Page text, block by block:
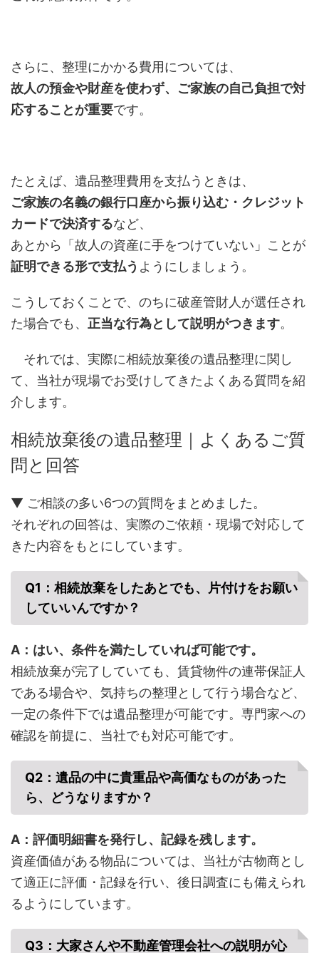
さらに、整理にかかる費用については、
故人の預金や財産を使わず、ご家族の自己負担で対
応することが重要です。
たとえば、遺品整理費用を支払うときは、
ご家族の名義の銀行口座から振り込む・クレジット
カードで決済するなど、
あとから「故人の資産に手をつけていない」ことが
証明できる形で支払う ようにしましょう。
こうしておくことで、のちに破産管財人が選任され
た場合でも、 正当な行為として説明がつきます。
それでは、実際に相続放棄後の遺品整理に関し
て、当社が現場でお受けしてきたよくある質問を紹
介します。
相続放棄後の遺品整理｜よくあるご質
問と回答
▼ ご相談の多い6つの質問をまとめました。
それぞれの回答は、実際のご依頼・現場で対応して
きた内容をもとにしています。
Q1：相続放棄をしたあとでも、片付けをお願い
していいんですか？
A：はい、条件を満たしていれば可能です。
相続放棄が完了していても、賃貸物件の連帯保証人
である場合や、気持ちの整理として行う場合など、
一定の条件下では遺品整理が可能です。専門家への
確認を前提に、当社でも対応可能です。
Q2：遺品の中に貴重品や高価なものがあった
ら、どうなりますか？
A：評価明細書を発行し、記録を残します。
資産価値がある物品については、当社が古物商とし
て適正に評価・記録を行い、後日調査にも備えられ
るようにしています。
Q3：大家さんや不動産管理会社への説明が心